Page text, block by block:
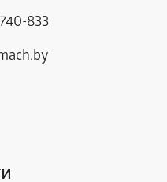
833